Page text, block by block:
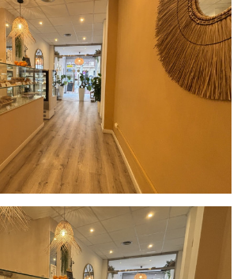
105.000 € (negociables)
2.500 € + IBI + gastos de comunidad
en plena avenida principal
de clientela fija y de paso
equipado, reformado y listo para
con excelente proyección